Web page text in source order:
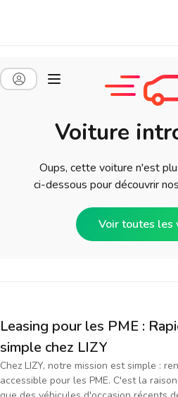
Voiture
Oups, cette voiture n'est
ci-dessous pour découvrir
Voir toutes les
Leasing pour les PME :
simple chez LIZY
Chez LIZY, notre mission est simple :
accessible pour les PME. C'est la